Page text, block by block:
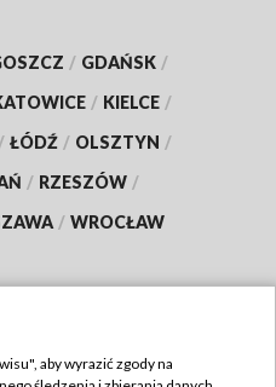
/ GDAŃSK /
/ KIELCE /
/ ŁÓDŹ / OLSZTYN /
/ RZESZÓW /
/ WROCŁAW
aby wyrazić zgody na